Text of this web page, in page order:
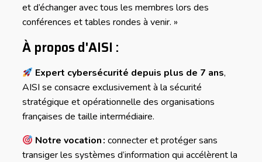
et d’échanger avec tous les membres lors des
conférences et tables rondes à venir. »
À propos d'AISI :
Expert cybersécurité depuis plus de 7 ans,
AISI se consacre exclusivement à la sécurité
stratégique et opérationnelle des organisations
françaises de taille intermédiaire.
Notre vocation : connecter et protéger sans
transiger les systèmes d’information qui accélèrent la